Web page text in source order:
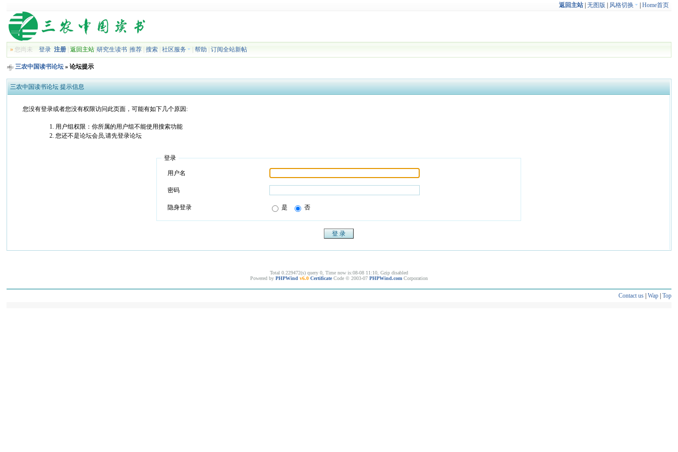
返回主站| 无图版 风格切换 Home首页
» 您尚未登录 注册 |返回主站 |研究生读书 |推荐 |搜索 |社区服务 |帮助 |订阅全站新帖
三农中国读书论坛 » 论坛提示
三农中国读书论坛 提示信息
您没有登录或者您没有权限访问此页面，可能有如下几个原因:
用户组权限：你所属的用户组不能使用搜索功能
您还不是论坛会员,请先登录论坛
登录
用户名
密码
隐身登录 是 否
Total 0.229472(s) query 0, Time now is:08-08 11:10, Gzip disabled
Powered by PHPWind v6.0 Certificate Code © 2003-07 PHPWind.com Corporation
Contact us| Wap| Top